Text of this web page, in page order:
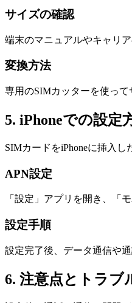
サイズの確認
端末のマニュアルやキャリ
変換方法
専用のSIMカッターを使っ
5. iPhoneでの設定
SIMカードをiPhoneに挿入
APN設定
「設定」アプリを開き、「
設定手順
設定完了後、データ通信や
6. 注意点とトラブ